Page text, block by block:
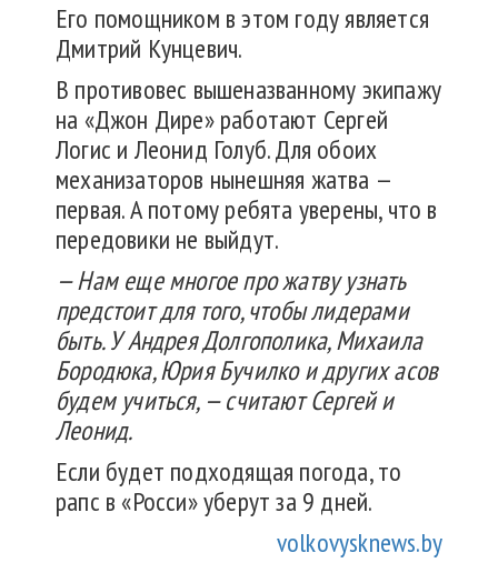
Его помощником в этом году является
Дмитрий Кунцевич.
В противовес вышеназванному экипажу
на «Джон Дире» работают Сергей
Логис и Леонид Голуб. Для обоих
механизаторов нынешняя жатва —
первая. А потому ребята уверены, что в
передовики не выйдут.
— Нам еще многое про жатву узнать
предстоит для того, чтобы лидерами
быть. У Андрея Долгополика, Михаила
Бородюка, Юрия Бучилко и других асов
будем учиться, — считают Сергей и
Леонид.
Если будет подходящая погода, то
рапс в «Росси» уберут за 9 дней.
volkovysknews.by